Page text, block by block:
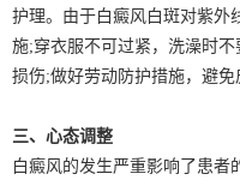
护理。由于白癜风白斑对紫外
施;穿衣服不可过紧，洗澡时
损伤;做好劳动防护措施，避免
三、心态调整
白癜风的发生严重影响了患者